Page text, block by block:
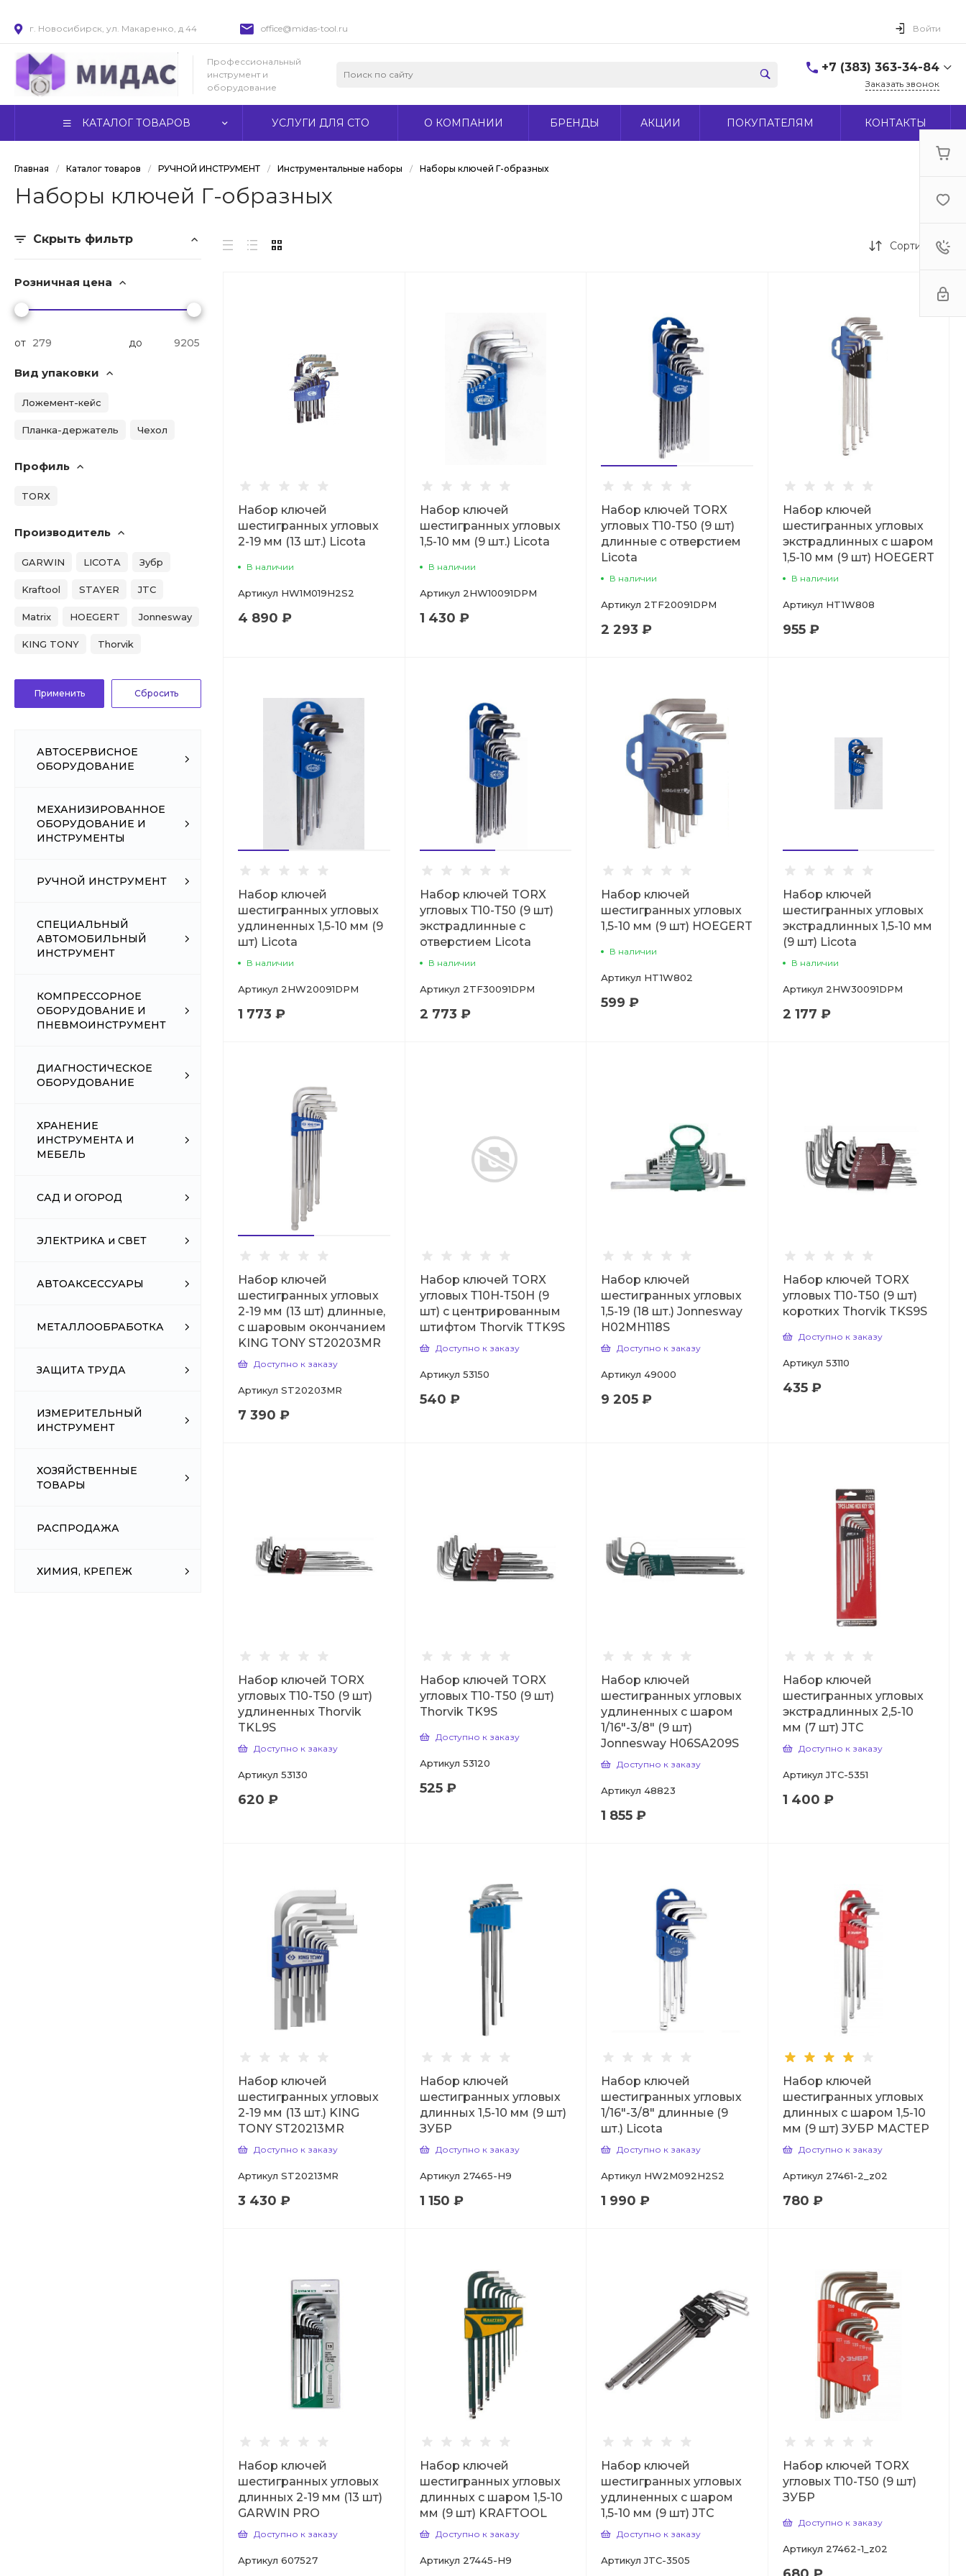
г. Новосибирск, ул. Макаренко, д 44 office@midas-tool.ru Войти
Профессиональный
инструмент и
оборудование
+7 (383) 363-34-84
г. Новосибирск, ул.
Заказать звонок
КАТАЛОГ ТОВАРОВ УСЛУГИ ДЛЯ СТО О КОМПАНИИ БРЕНДЫ АКЦИИ ПОКУПАТЕЛЯМ КОНТАКТЫ
Главная / Каталог товаров / РУЧНОЙ ИНСТРУМЕНТ / Инструментальные наборы / Наборы ключей Г-образных
Наборы ключей Г-образных
Скрыть фильтр
Розничная цена
от до
Вид упаковки
Ложемент-кейс
Планка-держатель Чехол
Профиль
TORX
Производитель
GARWIN LICOTA Зубр
Kraftool STAYER JTC
Matrix HOEGERT Jonnesway
KING TONY Thorvik
АВТОСЕРВИСНОЕ
ОБОРУДОВАНИЕ
МЕХАНИЗИРОВАННОЕ
ОБОРУДОВАНИЕ И
ИНСТРУМЕНТЫ
РУЧНОЙ ИНСТРУМЕНТ
СПЕЦИАЛЬНЫЙ
АВТОМОБИЛЬНЫЙ
ИНСТРУМЕНТ
КОМПРЕССОРНОЕ
ОБОРУДОВАНИЕ И
ПНЕВМОИНСТРУМЕНТ
ДИАГНОСТИЧЕСКОЕ
ОБОРУДОВАНИЕ
ХРАНЕНИЕ
ИНСТРУМЕНТА И
МЕБЕЛЬ
САД И ОГОРОД
ЭЛЕКТРИКА и СВЕТ
АВТОАКСЕССУАРЫ
МЕТАЛЛООБРАБОТКА
ЗАЩИТА ТРУДА
ИЗМЕРИТЕЛЬНЫЙ
ИНСТРУМЕНТ
ХОЗЯЙСТВЕННЫЕ
ТОВАРЫ
РАСПРОДАЖА
ХИМИЯ, КРЕПЕЖ
Сортировка
Набор ключей
шестигранных угловых
2-19 мм (13 шт.) Licota
В наличии
Артикул HW1M019H2S2
4 890 ₽
Набор ключей
шестигранных угловых
1,5-10 мм (9 шт.) Licota
В наличии
Артикул 2HW10091DPM
1 430 ₽
Набор ключей TORX
угловых Т10-Т50 (9 шт)
длинные с отверстием
Licota
В наличии
Артикул 2TF20091DPM
2 293 ₽
Набор ключей
шестигранных угловых
экстрадлинных с шаром
1,5-10 мм (9 шт) HOEGERT
В наличии
Артикул HT1W808
955 ₽
Набор ключей
шестигранных угловых
удлиненных 1,5-10 мм (9
шт) Licota
В наличии
Артикул 2HW20091DPM
1 773 ₽
Набор ключей TORX
угловых Т10-Т50 (9 шт)
экстрадлинные с
отверстием Licota
В наличии
Артикул 2TF30091DPM
2 773 ₽
Набор ключей
шестигранных угловых
1,5-10 мм (9 шт) HOEGERT
В наличии
Артикул HT1W802
599 ₽
Набор ключей
шестигранных угловых
экстрадлинных 1,5-10 мм
(9 шт) Licota
В наличии
Артикул 2HW30091DPM
2 177 ₽
Набор ключей
шестигранных угловых
2-19 мм (13 шт) длинные,
с шаровым окончанием
KING TONY ST20203MR
Доступно к заказу
Артикул ST20203MR
7 390 ₽
Набор ключей TORX
угловых Т10H-T50H (9
шт) с центрированным
штифтом Thorvik TTK9S
Доступно к заказу
Артикул 53150
540 ₽
Набор ключей
шестигранных угловых
1,5-19 (18 шт.) Jonnesway
H02MH118S
Доступно к заказу
Артикул 49000
9 205 ₽
Набор ключей TORX
угловых Т10-T50 (9 шт)
коротких Thorvik TKS9S
Доступно к заказу
Артикул 53110
435 ₽
Набор ключей TORX
угловых Т10-T50 (9 шт)
удлиненных Thorvik
TKL9S
Доступно к заказу
Артикул 53130
620 ₽
Набор ключей TORX
угловых Т10-T50 (9 шт)
Thorvik TK9S
Доступно к заказу
Артикул 53120
525 ₽
Набор ключей
шестигранных угловых
удлиненных с шаром
1/16"-3/8" (9 шт)
Jonnesway H06SA209S
Доступно к заказу
Артикул 48823
1 855 ₽
Набор ключей
шестигранных угловых
экстрадлинных 2,5-10
мм (7 шт) JTC
Доступно к заказу
Артикул JTC-5351
1 400 ₽
Набор ключей
шестигранных угловых
2-19 мм (13 шт.) KING
TONY ST20213MR
Доступно к заказу
Артикул ST20213MR
3 430 ₽
Набор ключей
шестигранных угловых
длинных 1,5-10 мм (9 шт)
ЗУБР
Доступно к заказу
Артикул 27465-H9
1 150 ₽
Набор ключей
шестигранных угловых
1/16"-3/8" длинные (9
шт.) Licota
Доступно к заказу
Артикул HW2M092H2S2
1 990 ₽
Набор ключей
шестигранных угловых
длинных с шаром 1,5-10
мм (9 шт) ЗУБР МАСТЕР
Доступно к заказу
Артикул 27461-2_z02
780 ₽
Набор ключей
шестигранных угловых
длинных 2-19 мм (13 шт)
GARWIN PRО
Доступно к заказу
Артикул 607527
Набор ключей
шестигранных угловых
длинных с шаром 1,5-10
мм (9 шт) KRAFTOOL
Доступно к заказу
Артикул 27445-H9
Набор ключей
шестигранных угловых
удлиненных с шаром
1,5-10 мм (9 шт) JTC
Доступно к заказу
Артикул JTC-3505
Набор ключей TORX
угловых Т10-Т50 (9 шт)
ЗУБР
Доступно к заказу
Артикул 27462-1_z02